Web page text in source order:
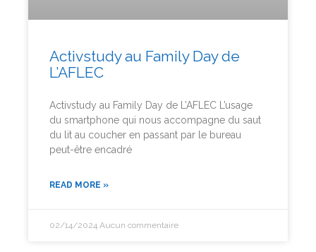
Activstudy au Family Day de
L’AFLEC
Activstudy au Family Day de L’AFLEC L’usage
du smartphone qui nous accompagne du saut
du lit au coucher en passant par le bureau
peut-être encadré
READ MORE »
02/14/2024 Aucun commentaire